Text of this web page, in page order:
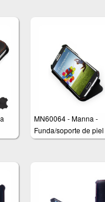
MN60064 - Manna -
Funda/soporte de
Samsung Galaxy S4